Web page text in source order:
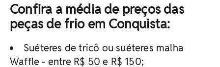
Confira a média de preços das
peças de frio em Conquista:
Suéteres de tricô ou suéteres malha
Waffle - entre R$ 50 e R$ 150;